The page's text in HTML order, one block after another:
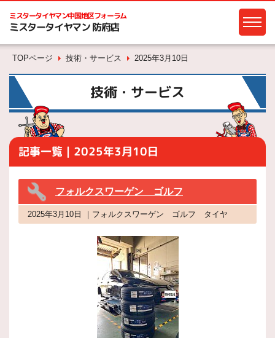
ミスタータイヤマン中国地区フォーラム
ミスタータイヤマン 防府店
TOPページ 技術・サービス 2025年3月10日
技術・サービス
記事一覧｜2025年3月10日
フォルクスワーゲン ゴルフ
2025年3月10日 ｜フォルクスワーゲン ゴルフ タイヤ